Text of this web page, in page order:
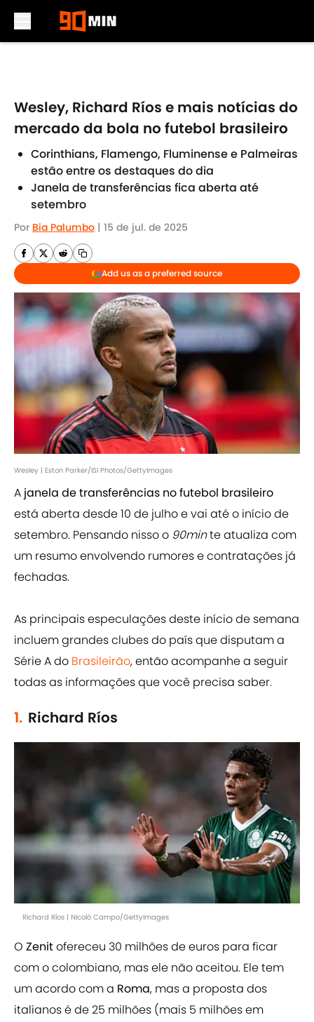
Wesley, Richard Ríos e mais notícias do
mercado da bola no futebol brasileiro
Corinthians, Flamengo, Fluminense e Palmeiras
estão entre os destaques do dia
Janela de transferências fica aberta até
setembro
Por Bia Palumbo | 15 de jul. de 2025
Add us as a preferred source
Wesley | Eston Parker/ISI Photos/GettyImages
A janela de transferências no futebol brasileiro
está aberta desde 10 de julho e vai até o início de
setembro. Pensando nisso o 90minte atualiza com
um resumo envolvendo rumores e contratações já
fechadas.
As principais especulações deste início de semana
incluem grandes clubes do país que disputam a
Série A do Brasileirão, então acompanhe a seguir
todas as informações que você precisa saber.
1. Richard Ríos
Richard Ríos | Nicolò Campo/GettyImages
O Zenitofereceu 30 milhões de euros para ficar
com o colombiano, mas ele não aceitou. Ele tem
um acordo com a Roma, mas a proposta dos
italianos é de 25 milhões (mais 5 milhões em